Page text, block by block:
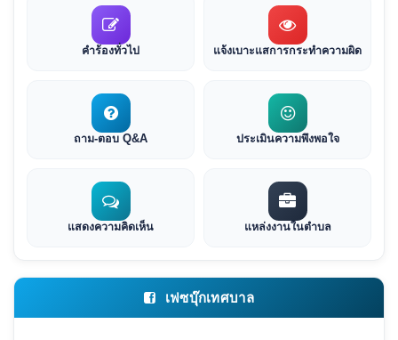
คำร้องทั่วไป แจ้งเบาะแสการกระทำความผิด
ถาม-ตอบ Q&A ประเมินความพึงพอใจ
แสดงความคิดเห็น แหล่งงานในตำบล
เฟซบุ๊กเทศบาล